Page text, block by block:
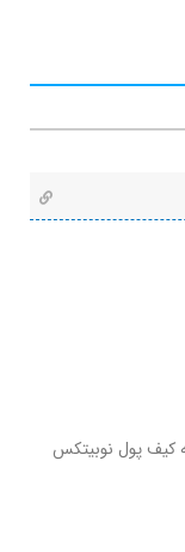
کیف پول نوبیتکس